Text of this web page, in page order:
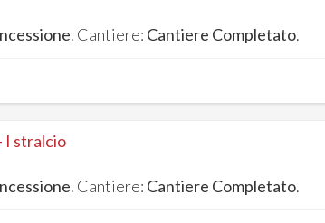
. Cantiere: Cantiere Completato.
I stralcio
. Cantiere: Cantiere Completato.